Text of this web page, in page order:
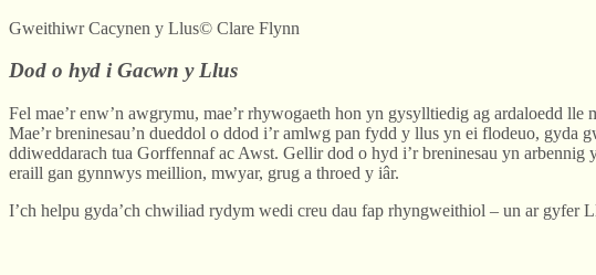
Gweithiwr Cacynen y Llus© Clare Flynn
Dod o hyd i Gacwn y Llus
Fel mae’r enw’n awgrymu, mae’r rhywogaeth hon yn gysylltiedig ag ardaloedd lle
Mae’r breninesau’n dueddol o ddod i’r amlwg pan fydd y llus yn ei flodeuo,
ddiweddarach tua Gorffennaf ac Awst. Gellir dod o hyd i’r breninesau yn
eraill gan gynnwys meillion, mwyar, grug a throed y iâr.
I’ch helpu gyda’ch chwiliad rydym wedi creu dau fap rhyngweithiol – un ar gyfer